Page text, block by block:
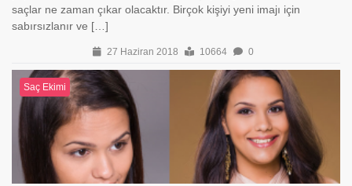
saçlar ne zaman çıkar olacaktır. Birçok kişiyi yeni imajı için
sabırsızlanır ve […]
27 Haziran 2018 10664 0
Saç Ekimi